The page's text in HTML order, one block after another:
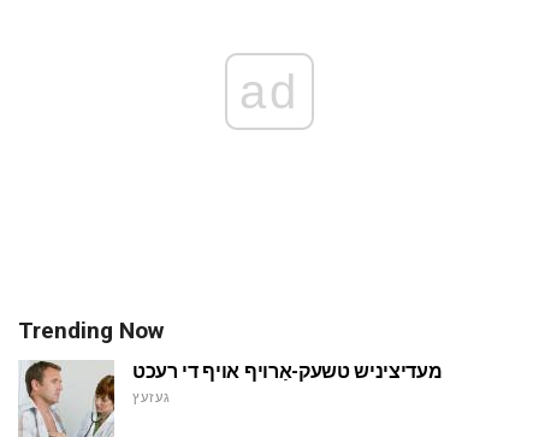
ad
Trending Now
מעדיציניש טשעק-אַרויף אויף די רעכט
געזעץ